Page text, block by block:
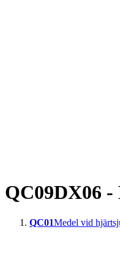
QC09DX06
QC01Medel vid